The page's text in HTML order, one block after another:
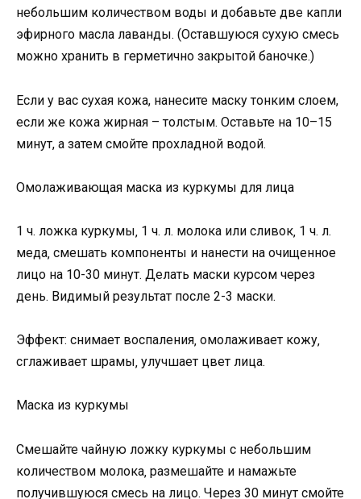
небольшим количеством воды и добавьте две капли
эфирного масла лаванды. (Оставшуюся сухую смесь
можно хранить в герметично закрытой баночке.)
Если у вас сухая кожа, нанесите маску тонким слоем,
если же кожа жирная – толстым. Оставьте на 10–15
минут, а затем смойте прохладной водой.
Омолаживающая маска из куркумы для лица
1 ч. ложка куркумы‚ 1 ч. л. молока или сливок‚ 1 ч. л.
меда‚ смешать компоненты и нанести на очищенное
лицо на 10-30 минут. Делать маски курсом через
день. Видимый результат после 2-3 маски.
Эффект: снимает воспаления‚ омолаживает кожу‚
сглаживает шрамы‚ улучшает цвет лица.
Маска из куркумы
Смешайте чайную ложку куркумы с небольшим
количеством молока‚ размешайте и намажьте
получившуюся смесь на лицо. Через 30 минут смойте